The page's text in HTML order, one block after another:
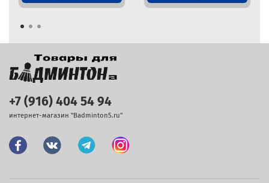
+7 (916) 404 54 94
интернет-магазин "Badminton5.ru"